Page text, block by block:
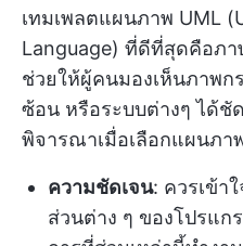
เทมเพลตแผนภาพ UML
Language) ที่ดีที่สุดคือภ
ช่วยให้ผู้คนมองเห็นภาพก
ซ้อน หรือระบบต่างๆ ได้ชั
พิจารณาเมื่อเลือกแผนภา
ความชัดเจน: ควรเข้า
ส่วนต่าง ๆ ของโปรแก